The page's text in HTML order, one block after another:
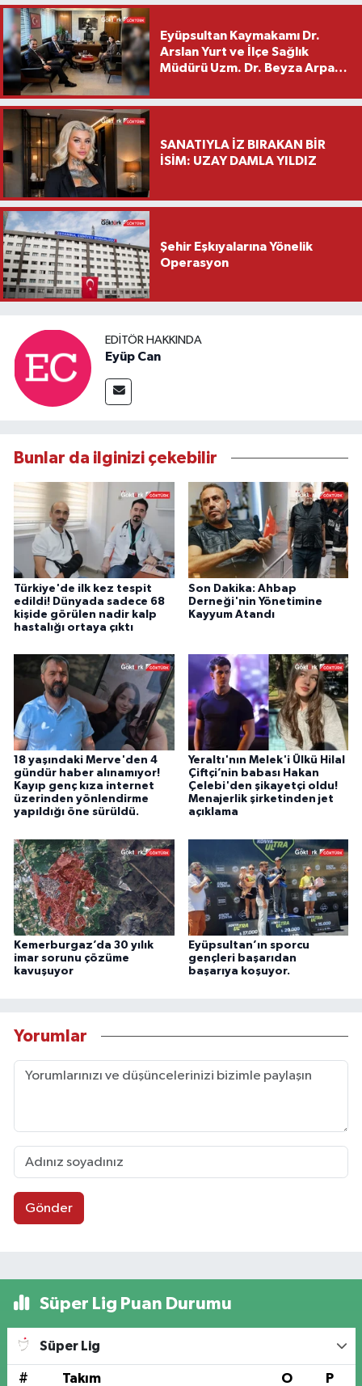
Eyüpsultan Kaymakamı Dr.
Arslan Yurt ve İlçe Sağlık
Müdürü Uzm. Dr. Beyza Arpacı
Ziyareti
SANATIYLA İZ BIRAKAN BİR
İSİM: UZAY DAMLA YILDIZ
Şehir Eşkıyalarına Yönelik
Operasyon
EDITÖR HAKKINDA
Eyüp Can
Bunlar da ilginizi çekebilir
Türkiye'de ilk kez tespit
edildi! Dünyada sadece 68
kişide görülen nadir kalp
hastalığı ortaya çıktı
Son Dakika: Ahbap
Derneği'nin Yönetimine
Kayyum Atandı
18 yaşındaki Merve'den 4
gündür haber alınamıyor!
Kayıp genç kıza internet
üzerinden yönlendirme
yapıldığı öne sürüldü.
Yeraltı'nın Melek'i Ülkü Hilal
Çiftçi’nin babası Hakan
Çelebi'den şikayetçi oldu!
Menajerlik şirketinden jet
açıklama
Kemerburgaz’da 30 yılık
imar sorunu çözüme
kavuşuyor
Eyüpsultan’ın sporcu
gençleri başarıdan
başarıya koşuyor.
Yorumlar
Gönder
Süper Lig Puan Durumu
Süper Lig
# Takım O P